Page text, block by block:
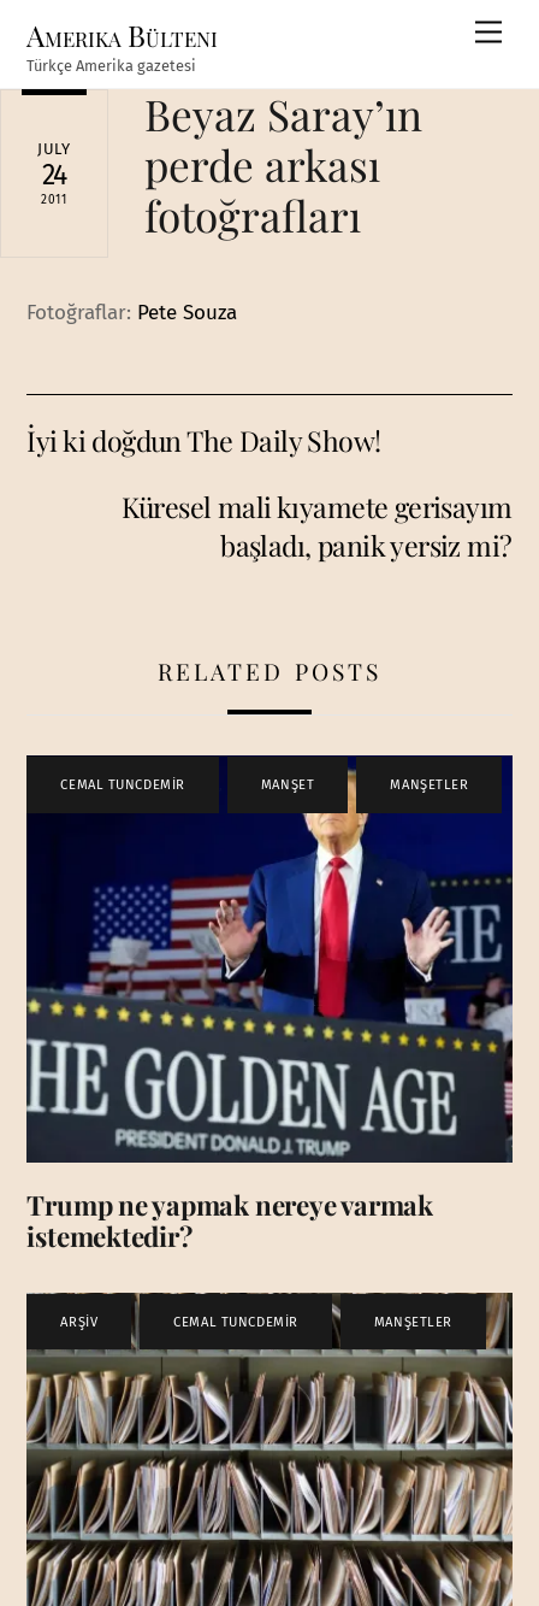
content
Amerika Bülteni
Türkçe Amerika gazetesi
JULY
24
2011
Beyaz Saray’ın
perde arkası
fotoğrafları
Fotoğraflar: Pete Souza
İyi ki doğdun The Daily Show!
Küresel mali kıyamete gerisayım
başladı, panik yersiz mi?
RELATED POSTS
CEMAL TUNCDEMİR MANŞET , MANŞETLER
Trump ne yapmak nereye varmak
istemektedir?
ARŞİV CEMAL TUNCDEMİR , MANŞETLER